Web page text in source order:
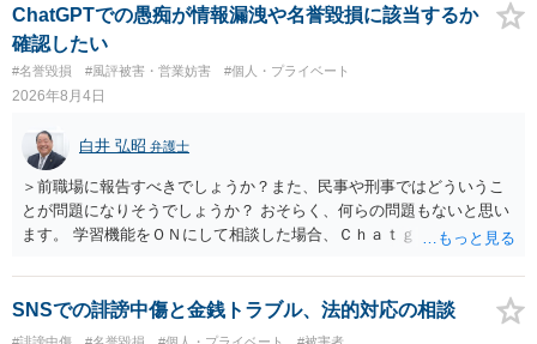
ても失敗する可能性が高いように思われます。 相手を特定できた場
合、相手に全ての弁護士費用を負担させることは可能でしょうか？ →
訴訟外の交渉で相手方が認めれば負担させることができるでしょう。
訴訟で判決となった場合は、実際の弁護士費用が認められる場合と認
められない場合があり何ともいえないところでしょう。
ChatGPTでの愚痴が情報漏洩や名誉毀損に該当するか
確認したい
#名誉毀損 #風評被害・営業妨害 #個人・プライベート
2026年8月4日
白井 弘昭 弁護士
＞前職場に報告すべきでしょうか？また、民事や刑事ではどういうこ
とが問題になりそうでしょうか？ おそらく、何らの問題もないと思い
ます。 学習機能をＯＮにして相談した場合、Ｃｈａｔｇｐｔがｏｐｅ
する可能性がありますが、個人名や会社名を特定していない限り、一
般論として抽象化されて回答に織り込まれる可能性が生じるにすぎま
せんので、その情報自体が、秘密情報に当たるとは思えませんし、名
SNSでの誹謗中傷と金銭トラブル、法的対応の相談
#誹謗中傷 #名誉毀損 #個人・プライベート #被害者